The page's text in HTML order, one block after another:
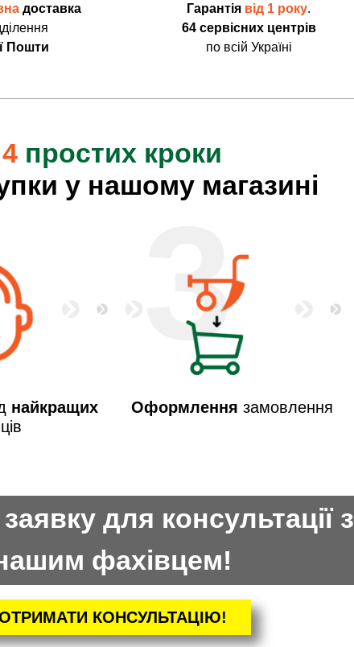
Гарантія від 1 року.
64 сервісних центрів
по всій Україні
доставка
Пошти
3
найкращих
Оформлення замовлення
4 простих кроки
у нашому магазині
КОНСУЛЬТАЦІЮ!
для консультації з
фахівцем!